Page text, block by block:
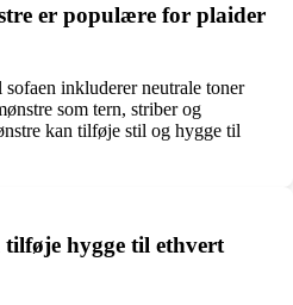
er populære for plaider
inkluderer neutrale toner
som tern, striber og
kan tilføje stil og hygge til
hygge til ethvert